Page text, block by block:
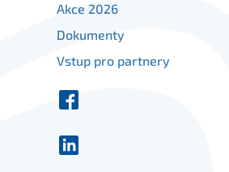
Akce 2026
Dokumenty
Vstup pro partnery